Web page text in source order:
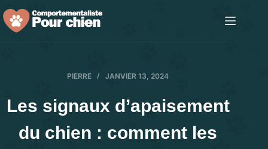
Passer
au
PIERRE JANVIER 13, 2024
Les signaux d’apaisement
du chien : comment les